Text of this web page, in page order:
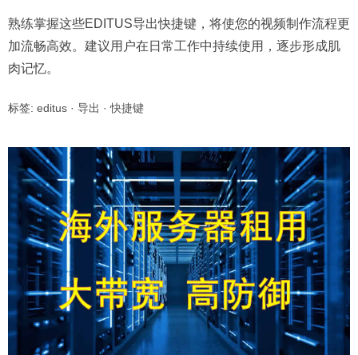
熟练掌握这些EDITUS导出快捷键，将使您的视频制作流程更
加流畅高效。建议用户在日常工作中持续使用，逐步形成肌
肉记忆。
标签: editus · 导出 ·快捷键